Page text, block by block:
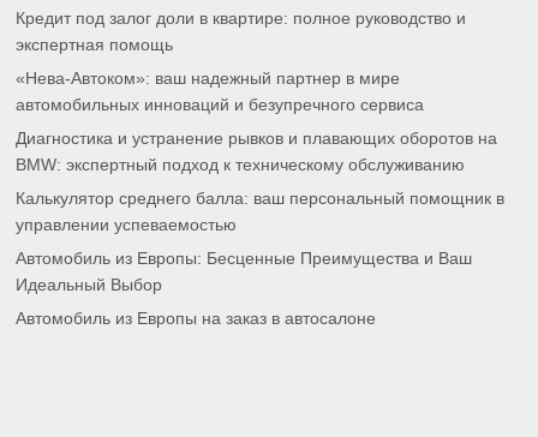
Кредит под залог доли в квартире: полное руководство и
экспертная помощь
«Нева-Автоком»: ваш надежный партнер в мире
автомобильных инноваций и безупречного сервиса
Диагностика и устранение рывков и плавающих оборотов на
BMW: экспертный подход к техническому обслуживанию
Калькулятор среднего балла: ваш персональный помощник в
управлении успеваемостью
Автомобиль из Европы: Бесценные Преимущества и Ваш
Идеальный Выбор
Автомобиль из Европы на заказ в автосалоне